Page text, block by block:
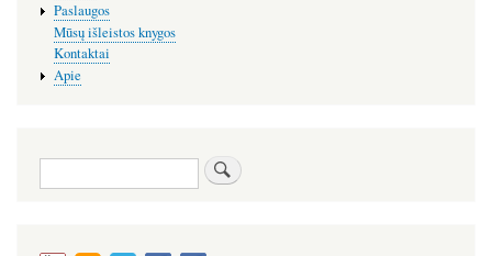
Paslaugos
Mūsų išleistos knygos
Kontaktai
Apie
Paieška